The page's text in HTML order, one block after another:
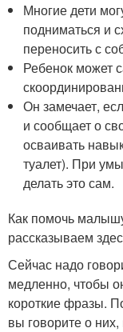
Многие дети
подниматься и
переносить с
Ребенок может
Он замечает,
и сообщает о
осваивать
туалет). При
делать это сам.
Как помочь
рассказываем
Сейчас надо
медленно, чтобы
короткие фразы.
вы говорите о